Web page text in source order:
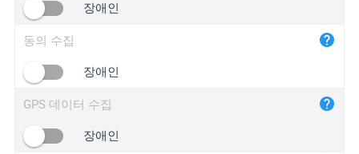
2no.co
yip.su
iplogger.info
iplogger.cn
장애인
동의 수집
장애인
GPS 데이터 수집
장애인